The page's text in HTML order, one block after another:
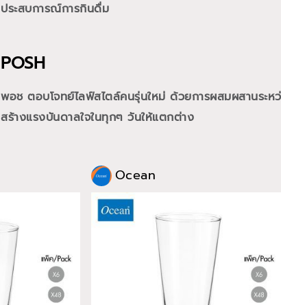
ประสบการณ์การกินดื่ม
POSH
พอช ตอบโจทย์ไลฟ์สไตล์คนรุ่นใหม่ ด้วยการผสมผสานระ
สร้างแรงบันดาลใจในทุกๆ วันให้แตกต่าง
Ocean